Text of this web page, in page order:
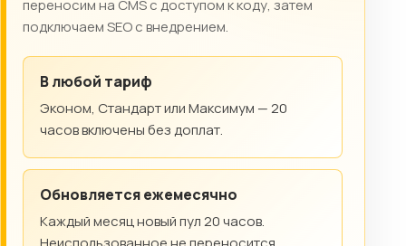
переносим на CMS с доступом к коду, затем
подключаем SEO с внедрением.
В любой тариф
Эконом, Стандарт или Максимум — 20
часов включены без доплат.
Обновляется ежемесячно
Каждый месяц новый пул 20 часов.